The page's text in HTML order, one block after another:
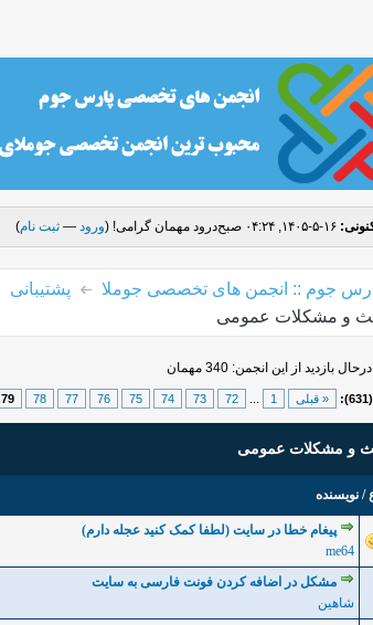
۱۶-۵-۱۴۰۵, ۰۴:۲۴ صبح درود مهمان گرامی! (ورود — ثبت نام)
جوم :: انجمن های تخصصی جوملا
پشتیبانی
و مشکلات عمومی
بازدید از این انجمن: 340 مهمان
« قبلی 1
72
73
74
75
76
77
78
79
و مشکلات عمومی
/ نویسنده
پیغام خطا در سایت (لطفا کمک کنید عجله دارم)
me64
3
مشکل در اضافه کردن فونت فارسی به سایت
شاهين
0 رأی - میانگین امتیازات: 0 از 5 1 2 4